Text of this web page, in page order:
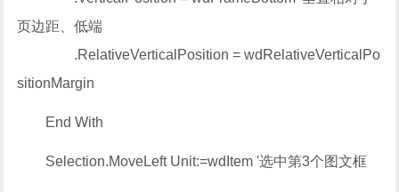
页边距、低端
.RelativeVerticalPosition = wdRelativeVerticalPo
sitionMargin
End With
Selection.MoveLeft Unit:=wdItem '选中第3个图文框